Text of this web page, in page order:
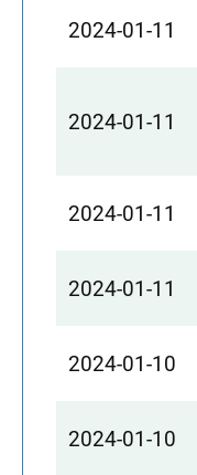
2024-01-11
2024-01-11
2024-01-11
2024-01-11
2024-01-10
2024-01-10